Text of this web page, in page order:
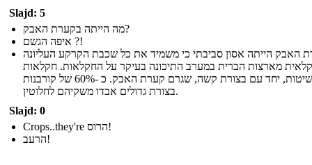
Slajd: 5
מה הייתה בקערת האבק?
איפה הגשם ?!
האבק הייתה אסון סביבתי כי משמיד את כל שכבת הקרקע העליונה
מארצות הברית במערב התיכונה בעיקר על החקלאות. חקלאות
שיטות, יחד עם בצורת קשה, שגרם קערת האבק. כ -60% של קורבנות
בצורת גדולים אבדו משקיהם לחלוטין.
Slajd: 0
Crops..they're הרוס!
הרעב!